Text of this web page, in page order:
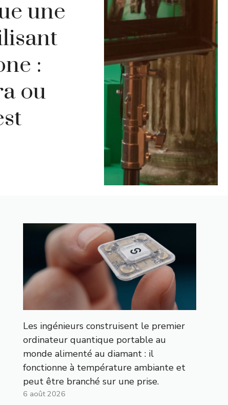
une
:
ou
Les ingénieurs construisent le premier
ordinateur quantique portable au
monde alimenté au diamant : il
fonctionne à température ambiante et
peut être branché sur une prise.
6 août 2026